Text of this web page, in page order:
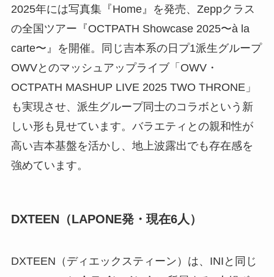
2025年には写真集『Home』を発売、Zeppクラス
の全国ツアー『OCTPATH Showcase 2025〜à la
carte〜』を開催。同じ吉本系の日プ1派生グループ
OWVとのマッシュアップライブ「OWV・
OCTPATH MASHUP LIVE 2025 TWO THRONE」
も実現させ、派生グループ同士のコラボという新
しい形も見せています。バラエティとの親和性が
高い吉本基盤を活かし、地上波露出でも存在感を
強めています。
DXTEEN（LAPONE発・現在6人）
DXTEEN（ディエックスティーン）は、INIと同じ